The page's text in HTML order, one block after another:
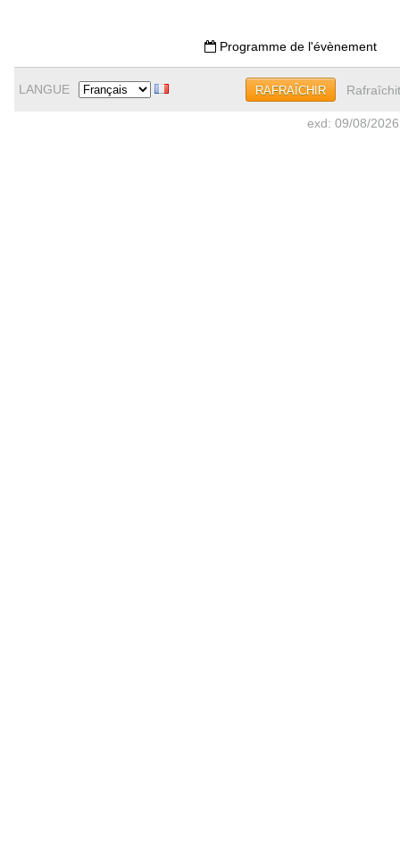
Programme de l'évènement
LANGUE RAFRAÎCHIR
exd: 09/08/